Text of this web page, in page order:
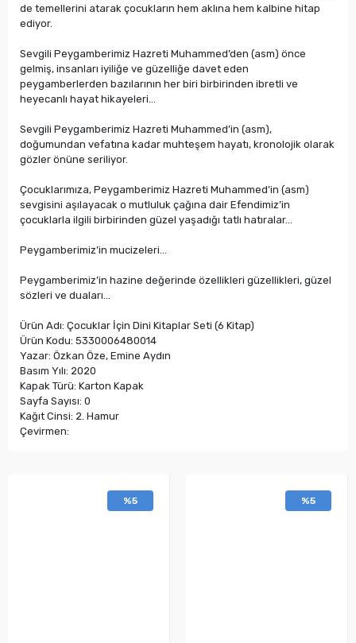
de temellerini atarak çocukların hem aklına hem kalbine hitap
ediyor.
Sevgili Peygamberimiz Hazreti Muhammed’den (asm) önce
gelmiş, insanları iyiliğe ve güzelliğe davet eden
peygamberlerden bazılarının her biri birbirinden ibretli ve
heyecanlı hayat hikayeleri...
Sevgili Peygamberimiz Hazreti Muhammed’in (asm),
doğumundan vefatına kadar muhteşem hayatı, kronolojik olarak
gözler önüne seriliyor.
Çocuklarımıza, Peygamberimiz Hazreti Muhammed’in (asm)
sevgisini aşılayacak o mutluluk çağına dair Efendimiz’in
çocuklarla ilgili birbirinden güzel yaşadığı tatlı hatıralar...
Peygamberimiz’in mucizeleri...
Peygamberimiz’in hazine değerinde özellikleri güzellikleri, güzel
sözleri ve duaları...
Ürün Adı: Çocuklar İçin Dini Kitaplar Seti (6 Kitap)
Ürün Kodu: 5330006480014
Yazar: Özkan Öze, Emine Aydın
Basım Yılı: 2020
Kapak Türü: Karton Kapak
Sayfa Sayısı: 0
Kağıt Cinsi: 2. Hamur
Çevirmen:
%5 %5